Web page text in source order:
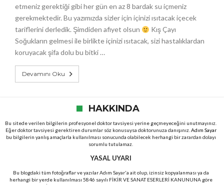
etmeniz gerektiği gibi her gün en az 8 bardak su içmeniz
gerekmektedir. Bu yazımızda sizler için içinizi ısıtacak içecek
tariflerini derledik. Şimdiden afiyet olsun
Kış Çayı
Soğukların gelmesi ile birlikte içinizi ısıtacak, sizi hastalıklardan
koruyacak şifa dolu bu bitki …
Devamını Oku
HAKKINDA
Bu sitede verilen bilgilerin profesyonel doktor tavsiyesi yerine geçmeyeceğini unutmayınız.
Eğer doktor tavsiyesi gerektiren durumlar söz konusuysa doktorunuza danışınız. Adım Sayar
bu bilgilerin yanlış amaçlarla kullanılması sonucunda olabilecek herhangi bir zarardan dolayı
sorumlu tutulamaz.
YASAL UYARI
Bu blogdaki tüm fotoğraflar ve yazılar Adım Sayar'a ait olup, izinsiz kopyalanması ya da
herhangi bir yerde kullanılması 5846 sayılı FİKİR VE SANAT ESERLERİ KANUNUNA göre